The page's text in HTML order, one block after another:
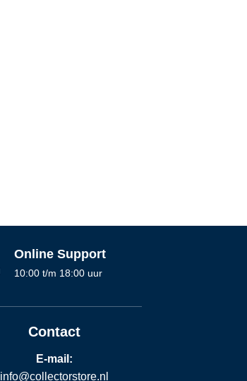
Online Support
10:00 t/m 18:00 uur
Contact
E-mail:
info@collectorstore.nl